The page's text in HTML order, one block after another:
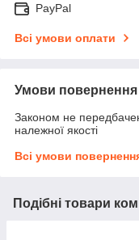
PayPal
Всі умови оплати
Умови повернення
Законом не
належної якості
Всі умови
Подібні товари